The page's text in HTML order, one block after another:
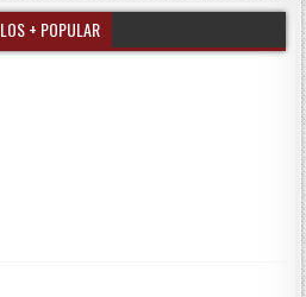
LOS + POPULAR